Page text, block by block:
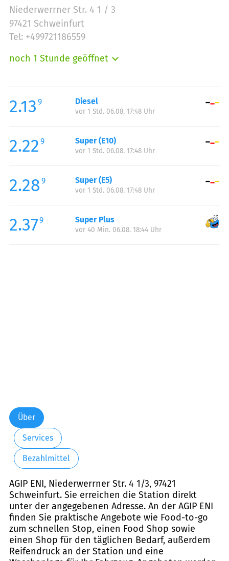
Niederwerrner Str. 4 1 / 3
97421 Schweinfurt
Tel: +499721186559
noch 1 Stunde geöffnet
Mittwoch:
05:00-23:00
Donnerstag:
Samstag:
06:00-23:00
Sonntag:
2.13 9 Diesel
vor 1 Std. 06.08. 17:48 Uhr
2.22 9 Super (E10)
vor 1 Std. 06.08. 17:48 Uhr
2.28 9 Super (E5)
vor 1 Std. 06.08. 17:48 Uhr
2.379 Super Plus
vor 40 Min. 06.08. 18:44 Uhr
Über
Services
Bezahlmittel
AGIP ENI, Niederwerrner Str. 4 1/3, 97421
Schweinfurt. Sie erreichen die Station direkt
unter der angegebenen Adresse. An der AGIP ENI
finden Sie praktische Angebote wie Food-to-go
zum schnellen Stop, einen Food Shop sowie
einen Shop für den täglichen Bedarf, außerdem
Reifendruck an der Station und eine